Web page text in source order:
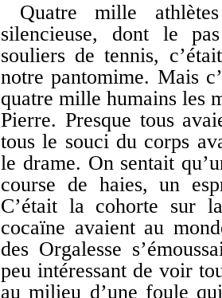
Quatre mille
silencieuse, dont le
souliers de tennis,
notre pantomime. Mais
quatre mille humains les
Pierre. Presque tous
tous le souci du corps
le drame. On sentait
course de haies, un
C’était la cohorte sur
cocaïne avaient au
des Orgalesse
peu intéressant de voir
au milieu d’une foule